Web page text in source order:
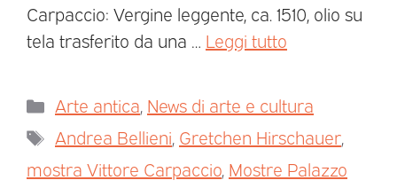
Carpaccio: Vergine leggente, ca. 1510, olio su
tela trasferito da una … Leggi tutto
Arte antica, News di arte e cultura
Andrea Bellieni, Gretchen Hirschauer,
mostra Vittore Carpaccio, Mostre Palazzo